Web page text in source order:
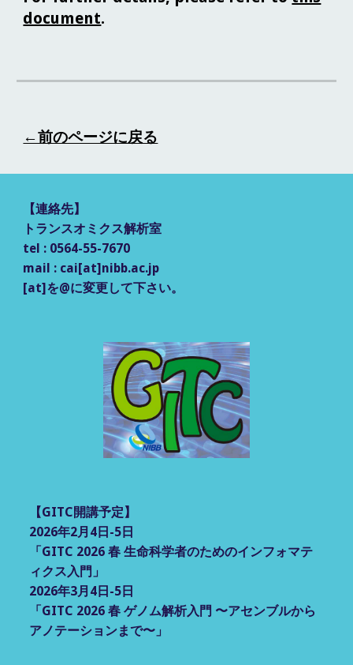
document.
←前のページに戻る
【連絡先】
トランスオミクス解析室
tel : 0564-55-7670
mail : cai[at]nibb.ac.jp
[at]を@に変更して下さい。
【GITC開講予定】
2026年2月4日-5日
「GITC 2026 春 生命科学者のためのインフォマテ
ィクス入門」
2026年3月4日-5日
「GITC 2026 春 ゲノム解析入門 〜アセンブルから
アノテーションまで〜」